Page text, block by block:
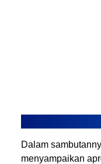
Dalam
menyampaikan